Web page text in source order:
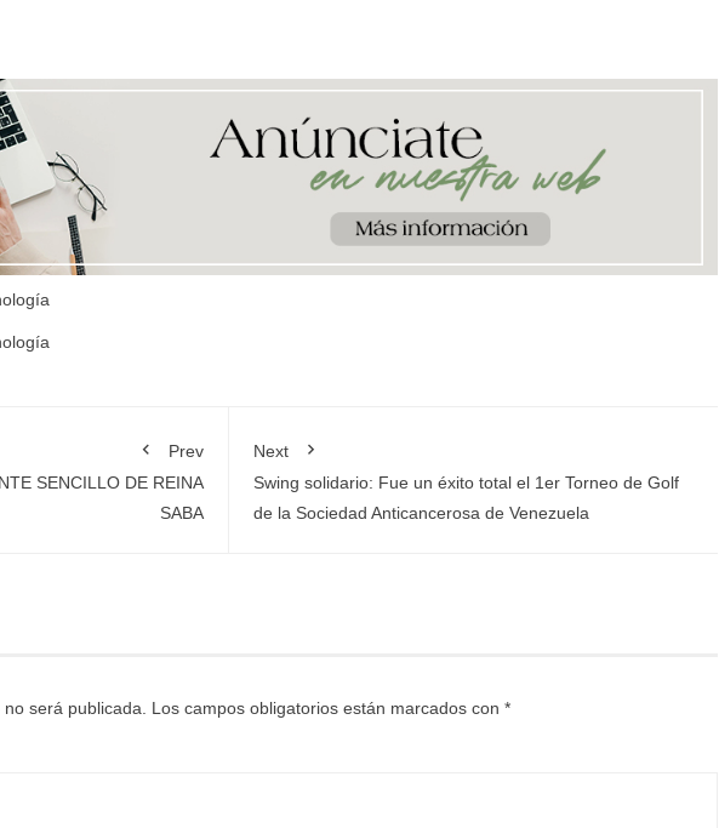
Prev
SENCILLO DE REINA
SABA
Next
Swing solidario: Fue un éxito total el 1er Torneo de Golf
de la Sociedad Anticancerosa de Venezuela
será publicada. Los campos obligatorios están marcados con *